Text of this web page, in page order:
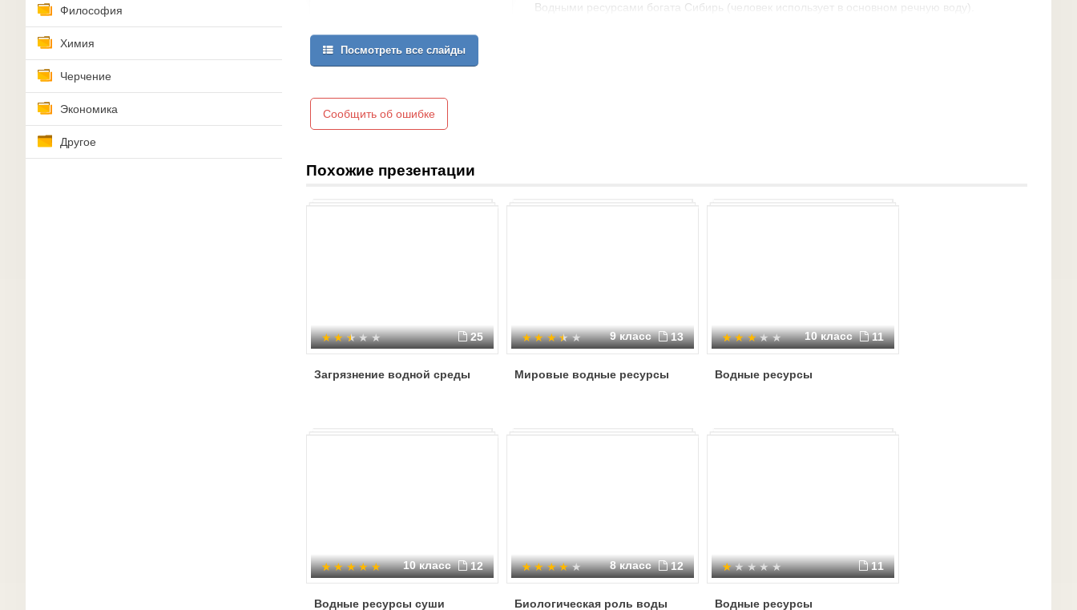
Философия
Химия
Черчение
Экономика
Другое
Водными ресурсами богата Сибирь (человек использует в основном речную воду).
Посмотреть все слайды
Сообщить об ошибке
Похожие презентации
25
Загрязнение водной среды
9 класс 13
Мировые водные ресурсы
10 класс 11
Водные ресурсы
10 класс 12
Водные ресурсы суши
8 класс 12
Биологическая роль воды
11
Водные ресурсы